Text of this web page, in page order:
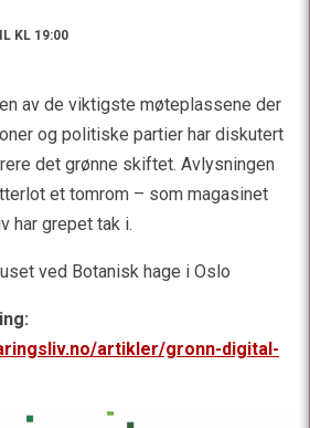
KL 19:00
av de viktigste møteplassene der
og politiske partier har diskutert
det grønne skiftet. Avlysningen
et tomrom – som magasinet
har grepet tak i.
ved Botanisk hage i Oslo
artikler/gronn-digital-